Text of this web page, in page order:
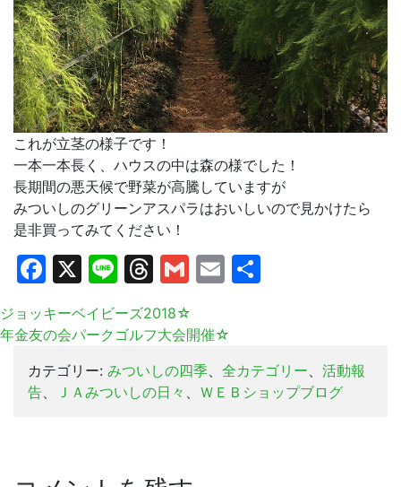
これが立茎の様子です！
一本一本長く、ハウスの中は森の様でした！
長期間の悪天候で野菜が高騰していますが
みついしのグリーンアスパラはおいしいので見かけたら
是非買ってみてください！
Facebook
X LineThreads
Gmail
Email
ジョッキーベイビーズ2018☆
年金友の会パークゴルフ大会開催☆
カテゴリー: みついしの四季、 全カテゴリー、 活動報
告、 ＪＡみついしの日々 、 ＷＥＢショップブログ